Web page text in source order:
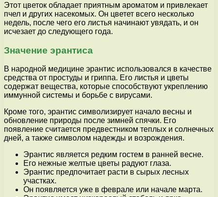
Этот цветок обладает приятным ароматом и привлекает
пчел и других насекомых. Он цветет всего несколько
недель, после чего его листья начинают увядать, и он
исчезает до следующего года.
Значение эрантиса
В народной медицине эрантис использовался в качестве
средства от простуды и гриппа. Его листья и цветы
содержат вещества, которые способствуют укреплению
иммунной системы и борьбе с вирусами.
Кроме того, эрантис символизирует начало весны и
обновление природы после зимней спячки. Его
появление считается предвестником теплых и солнечных
дней, а также символом надежды и возрождения.
Эрантис является редким гостем в ранней весне.
Его нежные желтые цветы радуют глаза.
Эрантис предпочитает расти в сырых лесных
участках.
Он появляется уже в феврале или начале марта.